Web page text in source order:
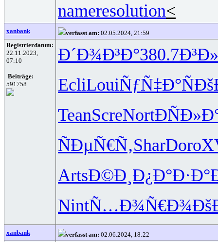
nameresolution<
xanbank verfasst am: 02.05.2024, 21:59
Registrierdatum:
22.11.2023,
07:10
Beiträge:
591758
Ð´Ð¾Ð³Ð°380.7
EcliLouiÑƒÑ‡Ð°Ñ
TeanScreNort
ÑÐµÑ€Ñ‚SharDoro
ArtsÐ©Ð¸Ð¿Ð°
NintÑ…Ð¾Ñ€Ð¾
xanbank verfasst am: 02.06.2024, 18:22